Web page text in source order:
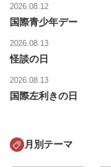
2026.08.12
国際青少年デー
2026.08.13
怪談の日
2026.08.13
国際左利きの日
月別テーマ